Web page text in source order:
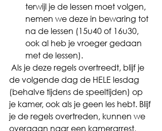
terwijl je de lessen moet volgen,
nemen we deze in bewaring tot
na de lessen (15u40 of 16u30,
ook al heb je vroeger gedaan
met de lessen).
de volgende dag de HELE lesdag
(behalve tijdens de speeltijden) op
je kamer, ook als je geen les hebt. Blijf
je de regels overtreden, kunnen we
overgaan naar een kamerarrest,